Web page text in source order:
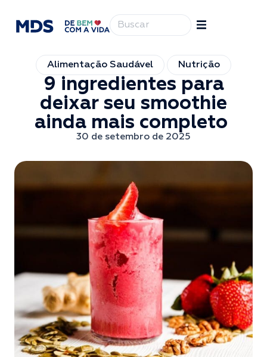
Alimentação Saudável Nutrição
9 ingredientes para
deixar seu smoothie
ainda mais completo
30 de setembro de 2025